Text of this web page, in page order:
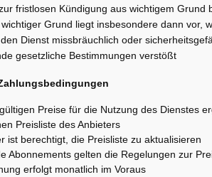
fristlosen Kündigung aus wichtigem Grund
Grund liegt insbesondere dann vor,
Dienst missbräuchlich oder
gesetzliche Bestimmungen verstößt
Preise für die Nutzung des Dienstes
Preisliste des Anbieters
ist berechtigt, die Preisliste zu aktualisieren
Abonnements gelten die Regelungen zur
erfolgt monatlich im Voraus